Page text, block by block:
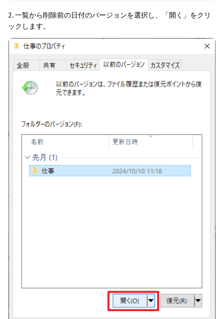
2. 一覧から削除前の日付のバージョンを選択し、「開く」をクリ
ックします。